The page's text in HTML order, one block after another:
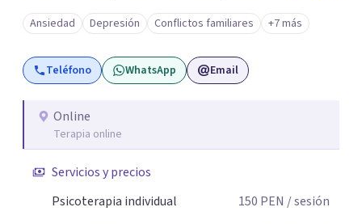
espacio seguro, de escucha activa y contención. Desde un
enfoque sistémico, trabajo en la comprensión de
patrones relacionales, promoviendo nuevas formas de
afrontamiento y bienestar emocional.
Ansiedad Depresión Conflictos familiares +7 más
Teléfono WhatsApp Email
Online
Terapia online
Servicios y precios
Psicoterapia individual
150 PEN / sesión